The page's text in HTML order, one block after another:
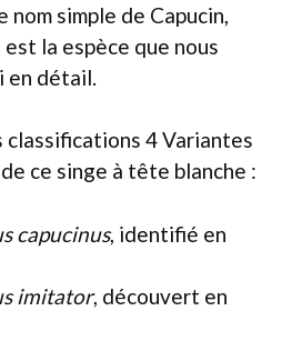
nom simple de Capucin,
est la espèce que nous
en détail.
classifications 4 Variantes
ce singe à tête blanche :
capucinus, identifié en
imitator, découvert en